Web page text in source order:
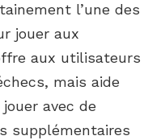
l’une des
jouer aux
aux utilisateurs
mais aide
avec de
supplémentaires